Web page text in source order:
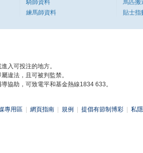
騎師資料
練馬師資料
馬匹搬
貼士指
入可投注的地方。
違法，且可被判監禁。
協助，可致電平和基金熱線1834 633。
專用區 網頁指南 規例 提倡有節制博彩 私